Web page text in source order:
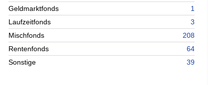
Geldmarktfonds
1
Laufzeitfonds
3
Mischfonds
208
Rentenfonds
64
Sonstige
39